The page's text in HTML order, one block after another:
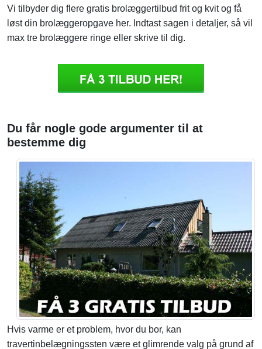
Vi tilbyder dig flere gratis brolæggertilbud frit og kvit og få
løst din brolæggeropgave her. Indtast sagen i detaljer, så vil
max tre brolæggere ringe eller skrive til dig.
Du får nogle gode argumenter til at
bestemme dig
Hvis varme er et problem, hvor du bor, kan
travertinbelægningssten være et glimrende valg på grund af